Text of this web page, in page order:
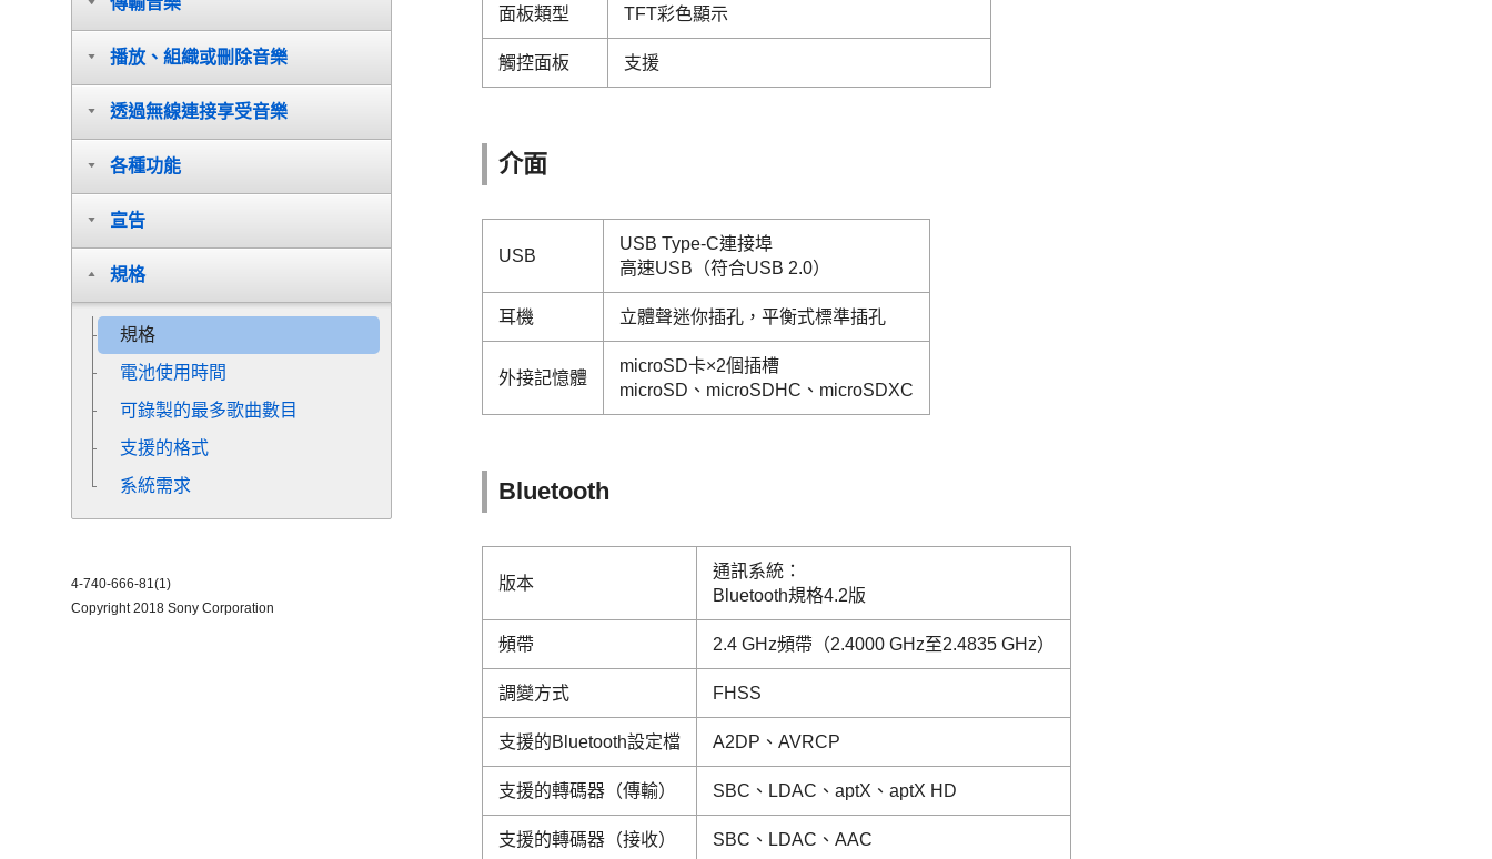
面板類型 TFT彩色顯示
觸控面板 支援
介面
USB
USB Type-C連接埠
高速USB（符合USB 2.0）
耳機 立體聲迷你插孔，平衡式標準插孔
外接記憶體
microSD卡×2個插槽
microSD、microSDHC、microSDXC
Bluetooth
版本
通訊系統：
Bluetooth規格4.2版
頻帶 2.4 GHz頻帶（2.4000 GHz至2.4835 GHz）
調變方式 FHSS
支援的Bluetooth設定檔 A2DP、AVRCP
支援的轉碼器（傳輸） SBC、LDAC、aptX、aptX HD
支援的轉碼器（接收） SBC、LDAC、AAC
播放、組織或刪除音樂
透過無線連接享受音樂
各種功能
宣告
規格
規格
電池使用時間
可錄製的最多歌曲數目
支援的格式
系統需求
4-740-666-81(1)
Copyright 2018 Sony Corporation